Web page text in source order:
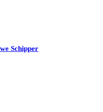
Schipper